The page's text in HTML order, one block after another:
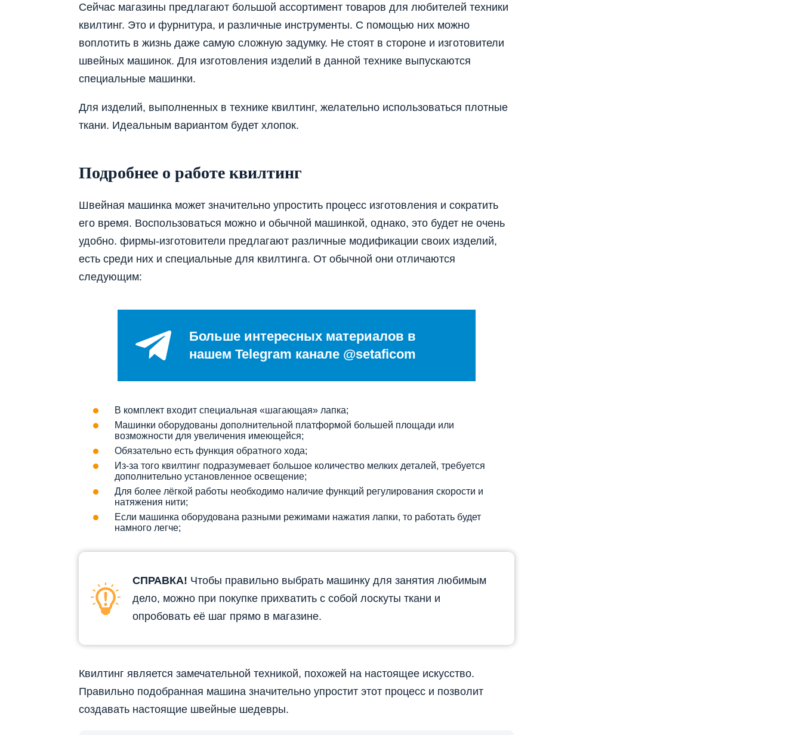
Сейчас магазины предлагают большой ассортимент товаров для любителей техники
квилтинг. Это и фурнитура, и различные инструменты. С помощью них можно
воплотить в жизнь даже самую сложную задумку. Не стоят в стороне и изготовители
швейных машинок. Для изготовления изделий в данной технике выпускаются
специальные машинки.
Для изделий, выполненных в технике квилтинг, желательно использоваться плотные
ткани. Идеальным вариантом будет хлопок.
Подробнее о работе квилтинг
Швейная машинка может значительно упростить процесс изготовления и сократить
его время. Воспользоваться можно и обычной машинкой, однако, это будет не очень
удобно. фирмы-изготовители предлагают различные модификации своих изделий,
есть среди них и специальные для квилтинга. От обычной они отличаются
следующим:
Больше интересных материалов в
нашем Telegram канале @setaficom
В комплект входит специальная «шагающая» лапка;
Машинки оборудованы дополнительной платформой большей площади или
возможности для увеличения имеющейся;
Обязательно есть функция обратного хода;
Из-за того квилтинг подразумевает большое количество мелких деталей, требуется
дополнительно установленное освещение;
Для более лёгкой работы необходимо наличие функций регулирования скорости и
натяжения нити;
Если машинка оборудована разными режимами нажатия лапки, то работать будет
намного легче;
СПРАВКА! Чтобы правильно выбрать машинку для занятия любимым
дело, можно при покупке прихватить с собой лоскуты ткани и
опробовать её шаг прямо в магазине.
Квилтинг является замечательной техникой, похожей на настоящее искусство.
Правильно подобранная машина значительно упростит этот процесс и позволит
создавать настоящие швейные шедевры.